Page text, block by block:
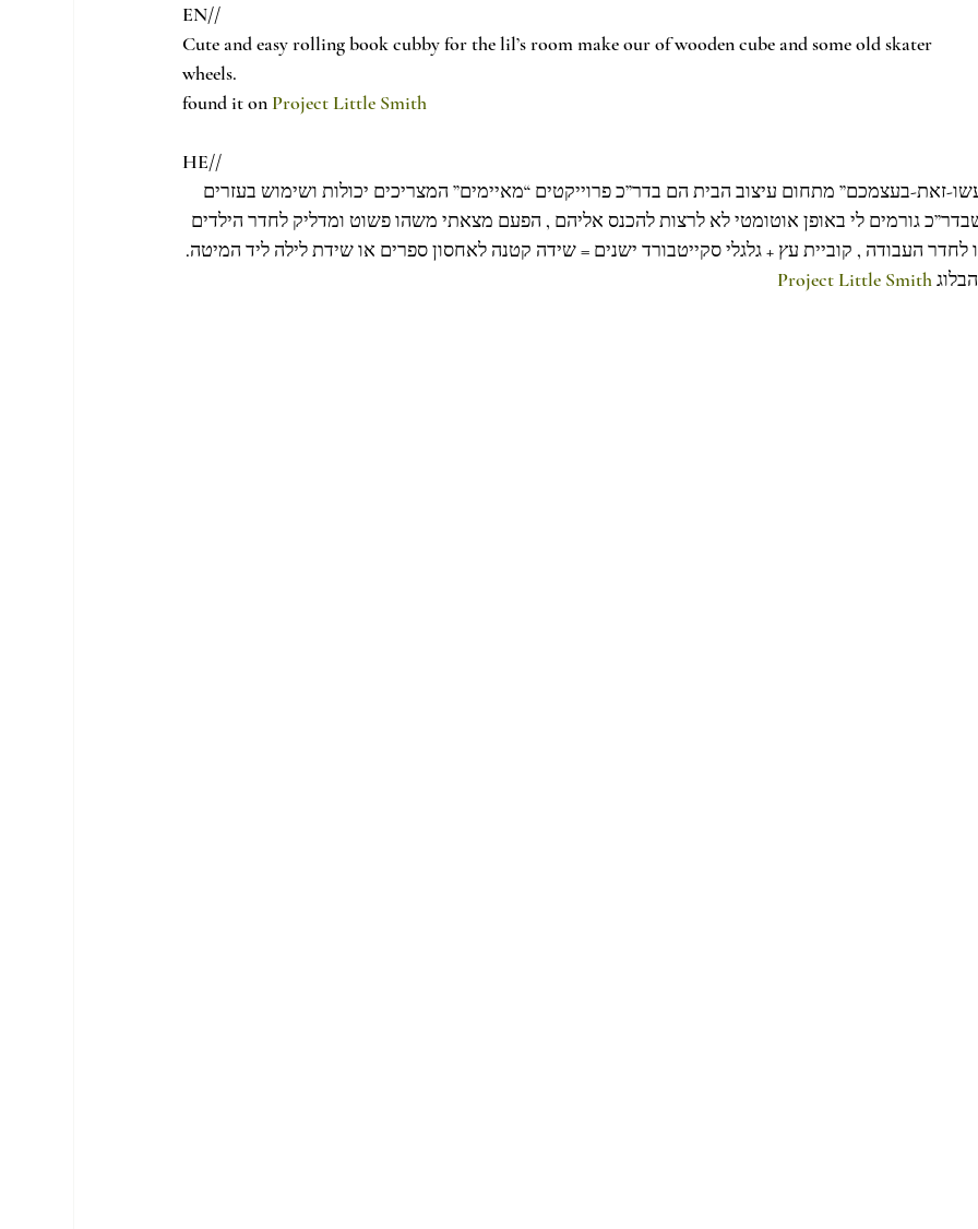
EN//
Cute and easy rolling book cubby for the lil’s room make our of wooden cube and some old skater
wheels.
found it on Project Little Smith
HE//
זאת-בעצמכם” מתחום עיצוב הבית הם בדר”כ פרוייקטים “מאיימים” המצריכים יכולות ושימוש בעזרים
גורמים לי באופן אוטומטי לא לרצות להכנס אליהם , הפעם מצאתי משהו פשוט ומדליק לחדר הילדים
לחדר העבודה , קוביית עץ + גלגלי סקייטבורד ישנים = שידה קטנה לאחסון ספרים או שידת לילה ליד המיטה.
Project Little Smith